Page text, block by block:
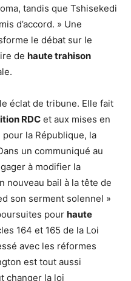
tandis que Tshisekedi
d’accord. » Une
le débat sur le
de haute trahison
éclat de tribune. Elle fait
RDC et aux mises en
la République, la
un communiqué au
à modifier la
nouveau bail à la tête de
son serment solennel »
pour haute
164 et 165 de la Loi
avec les réformes
est tout aussi
changer la loi